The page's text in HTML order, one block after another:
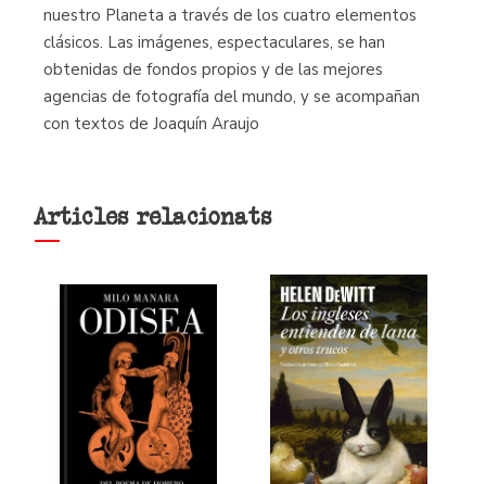
nuestro Planeta a través de los cuatro elementos
clásicos. Las imágenes, espectaculares, se han
obtenidas de fondos propios y de las mejores
agencias de fotografía del mundo, y se acompañan
con textos de Joaquín Araujo
Articles relacionats